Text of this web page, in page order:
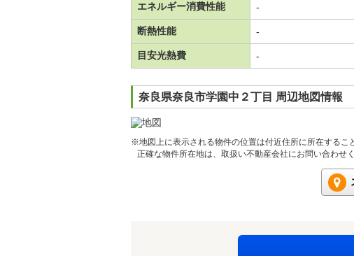
エネルギー消費性能 -
断熱性能 -
目安光熱費 -
奈良県奈良市学園中２丁目 周辺地図情報
※地図上に表示される物件の位置は付近住所に所在するこ
正確な物件所在地は、取扱い不動産会社にお問い合わせく